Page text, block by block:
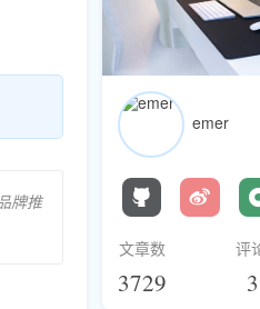
牌推
emer
文章数
3729
评